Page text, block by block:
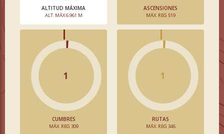
ALTITUD MÁXIMA
ALT. MÁX 6.961 M
ASCENSIONES
MÁX. REG 519
1
CUMBRES
MÁX. REG 309
1
RUTAS
MÁX. REG 346